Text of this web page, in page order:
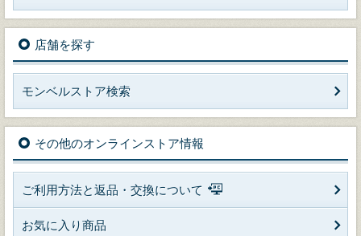
店舗を探す
モンベルストア検索
その他のオンラインストア情報
ご利用方法と返品・交換について
お気に入り商品